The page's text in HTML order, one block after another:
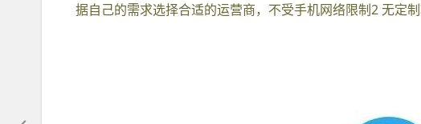
据自己的需求选择合适的运营商，不受手机网络限制2 无定制